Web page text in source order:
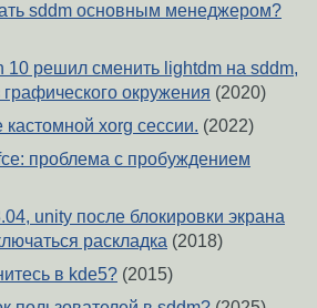
sddm основным менеджером?
10 решил сменить lightdm на sddm,
графического окружения (2020)
xorg сессии. (2022)
проблема с пробуждением
unity после блокировки экрана
раскладка (2018)
в kde5? (2015)